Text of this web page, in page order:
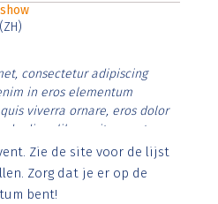
consectetur adipiscing
in eros elementum
viverra ornare, eros dolor
diam libero vitae erat.
cursus id rutrum lorem
risus tristique posuere.
Zie de site voor de lijst
Zorg dat je er op de
bent!